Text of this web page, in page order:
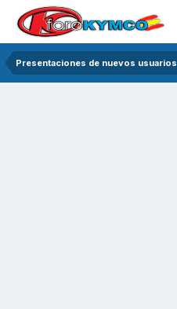
Presentaciones de nuevos usuarios